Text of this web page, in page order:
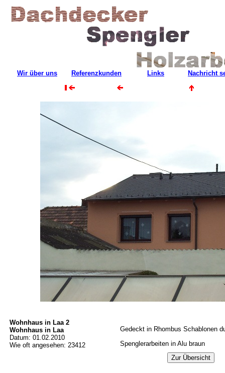
Wohnhaus in Laa 2
Wohnhaus in Laa
Datum: 01.02.2010
Wie oft angesehen: 23412
Gedeckt in Rhombus Schablonen
Spenglerarbeiten in Alu braun
Wir über uns Referenzkunden Links Nachricht